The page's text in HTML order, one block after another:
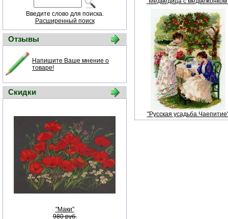
Введите слово для поиска.
Расширенный поиск
Отзывы
Напишите Ваше мнение о
товаре!
Скидки
"Маки"
980 руб.
"Русская